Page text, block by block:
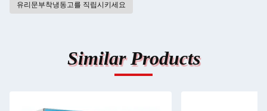
유리문부착냉동고를 직립시키세요
Similar Products